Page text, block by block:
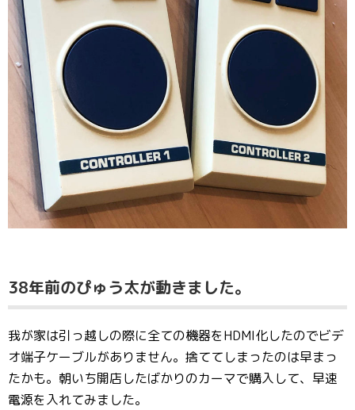
38年前のぴゅう太が動きました。
我が家は引っ越しの際に全ての機器をHDMI化したのでビデ
オ端子ケーブルがありません。捨ててしまったのは早まっ
たかも。朝いち開店したばかりのカーマで購入して、早速
電源を入れてみました。